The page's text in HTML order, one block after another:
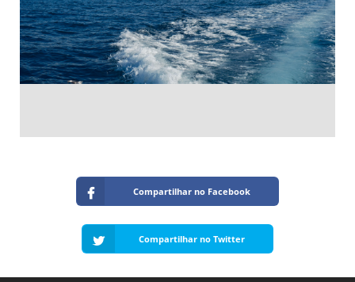
Compartilhar no Facebook
Compartilhar no Twitter